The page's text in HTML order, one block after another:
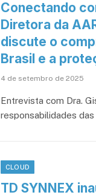
Conectando
Diretora da
discute o
Brasil e a
4 de setembro de 2025
Entrevista com Dra.
responsabilidades
CLOUD
TD SYNNEX